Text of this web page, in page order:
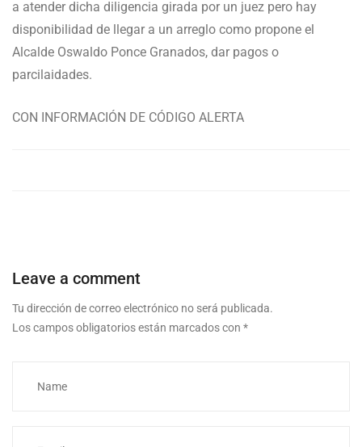
a atender dicha diligencia girada por un juez pero hay
disponibilidad de llegar a un arreglo como propone el
Alcalde Oswaldo Ponce Granados, dar pagos o
parcilaidades.
CON INFORMACIÓN DE CÓDIGO ALERTA
Leave a comment
Tu dirección de correo electrónico no será publicada.
Los campos obligatorios están marcados con *